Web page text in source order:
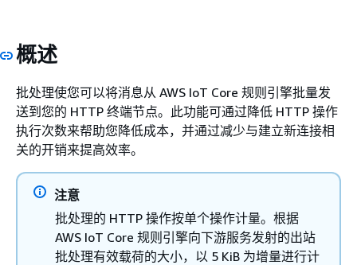
概述
批处理使您可以将消息从 AWS IoT Core 规则引擎批量发
送到您的 HTTP 终端节点。此功能可通过降低 HTTP 操作
执行次数来帮助您降低成本，并通过减少与建立新连接相
关的开销来提高效率。
注意
批处理的 HTTP 操作按单个操作计量。根据
AWS IoT Core 规则引擎向下游服务发射的出站
批处理有效载荷的大小，以 5 KiB 为增量进行计